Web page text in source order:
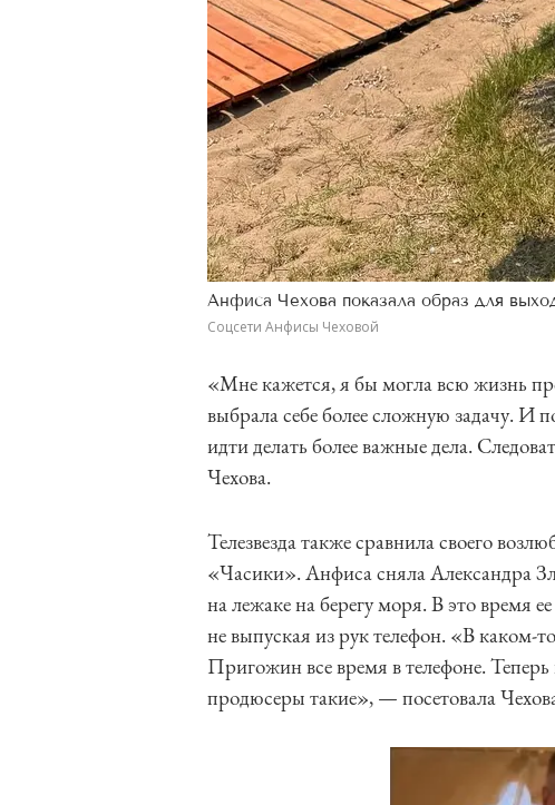
Анфиса Чехова показала образ для
Соцсети Анфисы Чеховой
«Мне кажется, я бы могла всю жизнь
выбрала себе более сложную задачу. И
идти делать более важные дела.
Чехова.
Телезвезда также сравнила своего
«Часики». Анфиса сняла Александра
на лежаке на берегу моря. В это время
не выпуская из рук телефон. «В каком-
Пригожин все время в телефоне.
продюсеры такие», — посетовала